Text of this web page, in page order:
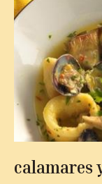
calamares